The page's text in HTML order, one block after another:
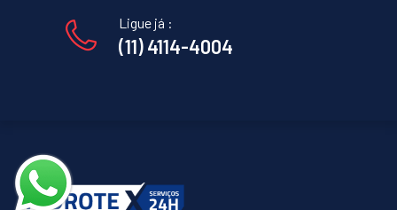
Ligue já :
(11) 4114-4004